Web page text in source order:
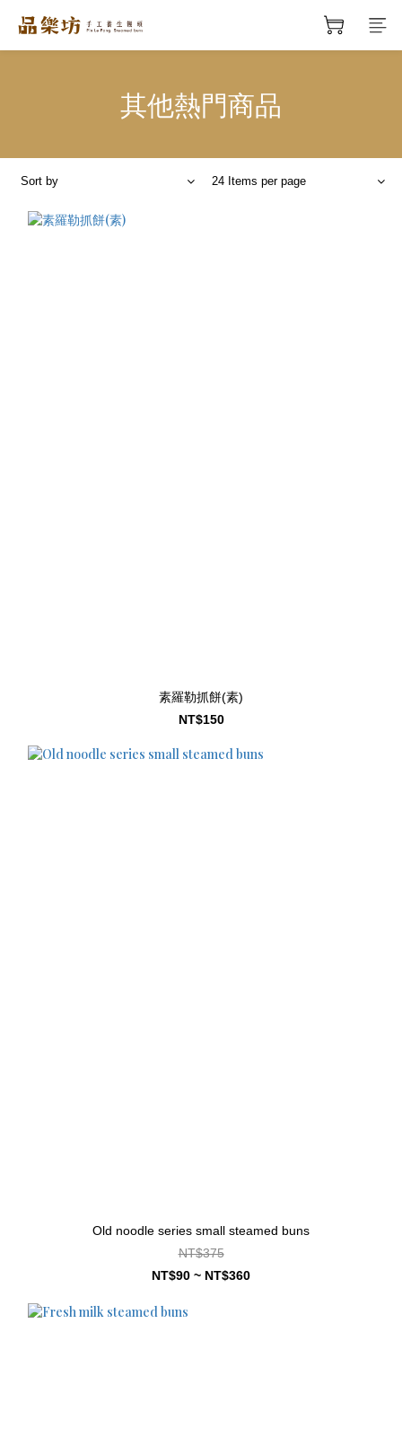
其他熱門商品
Sort by 24 Items per page
素羅勒抓餅(素)
NT$150
Old noodle series small steamed buns
NT$375
NT$90 ~ NT$360